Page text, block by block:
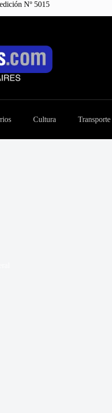
Nº 5015
Cultura Transporte